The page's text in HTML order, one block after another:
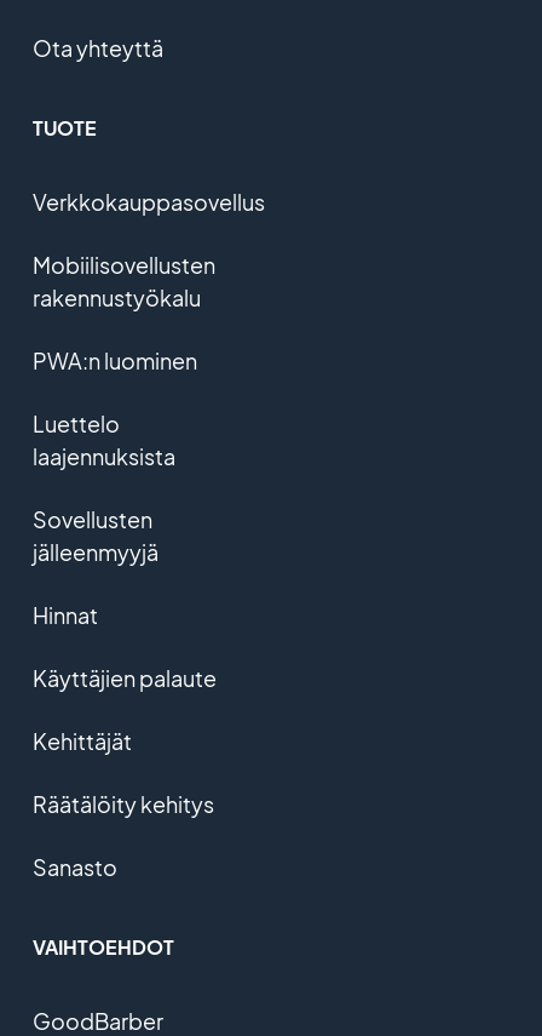
Ota yhteyttä
TUOTE
Verkkokauppasovellus
Mobiilisovellusten
rakennustyökalu
PWA:n luominen
Luettelo
laajennuksista
Sovellusten
jälleenmyyjä
Hinnat
Käyttäjien palaute
Kehittäjät
Räätälöity kehitys
Sanasto
VAIHTOEHDOT
GoodBarber